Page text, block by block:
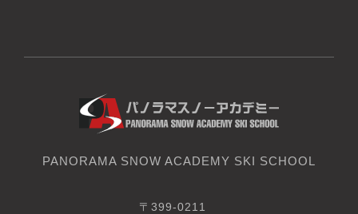
PANORAMA SNOW ACADEMY SKI SCHOOL
〒399-0211